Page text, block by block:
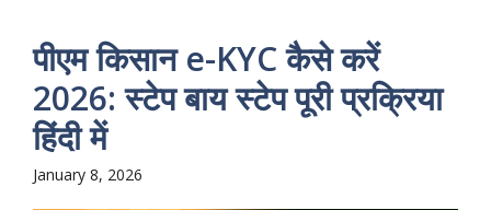
पीएम किसान e-KYC कैसे करें
2026: स्टेप बाय स्टेप पूरी प्रक्रिया
हिंदी में
January 8, 2026